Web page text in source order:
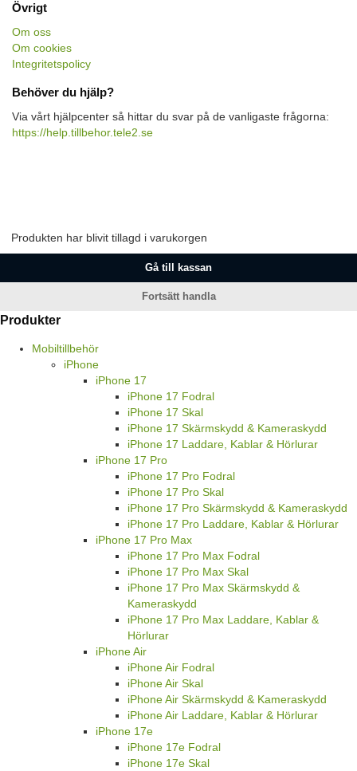
Övrigt
Om oss
Om cookies
Integritetspolicy
Behöver du hjälp?
Via vårt hjälpcenter så hittar du svar på de vanligaste frågorna:
https://help.tillbehor.tele2.se
Produkten har blivit tillagd i varukorgen
Gå till kassan
Fortsätt handla
Produkter
Mobiltillbehör
iPhone
iPhone 17
iPhone 17 Fodral
iPhone 17 Skal
iPhone 17 Skärmskydd & Kameraskydd
iPhone 17 Laddare, Kablar & Hörlurar
iPhone 17 Pro
iPhone 17 Pro Fodral
iPhone 17 Pro Skal
iPhone 17 Pro Skärmskydd & Kameraskydd
iPhone 17 Pro Laddare, Kablar & Hörlurar
iPhone 17 Pro Max
iPhone 17 Pro Max Fodral
iPhone 17 Pro Max Skal
iPhone 17 Pro Max Skärmskydd &
Kameraskydd
iPhone 17 Pro Max Laddare, Kablar &
Hörlurar
iPhone Air
iPhone Air Fodral
iPhone Air Skal
iPhone Air Skärmskydd & Kameraskydd
iPhone Air Laddare, Kablar & Hörlurar
iPhone 17e
iPhone 17e Fodral
iPhone 17e Skal